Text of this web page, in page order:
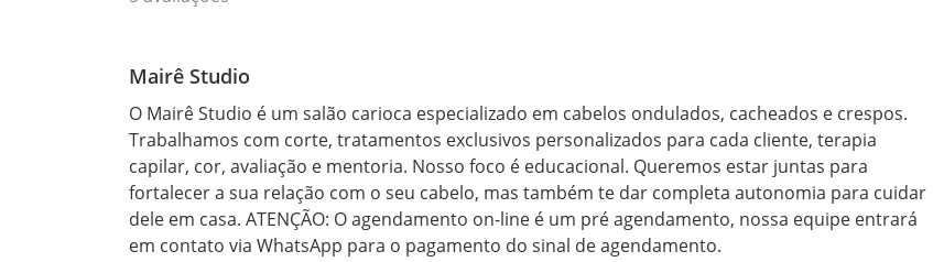
Mairê Studio
O Mairê Studio é um salão carioca especializado em cabelos ondulados, cacheados e crespos.
Trabalhamos com corte, tratamentos exclusivos personalizados para cada cliente, terapia
capilar, cor, avaliação e mentoria. Nosso foco é educacional. Queremos estar juntas para
fortalecer a sua relação com o seu cabelo, mas também te dar completa autonomia para cuidar
dele em casa. ATENÇÃO: O agendamento on-line é um pré agendamento, nossa equipe entrará
em contato via WhatsApp para o pagamento do sinal de agendamento.